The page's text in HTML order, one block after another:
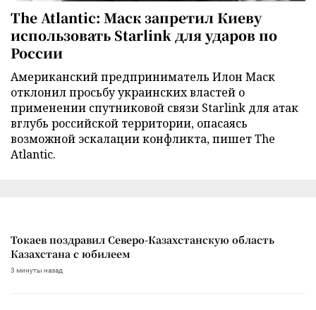
The Atlantic: Маск запретил Киеву
использовать Starlink для ударов по
России
Американский предприниматель Илон Маск
отклонил просьбу украинских властей о
применении спутниковой связи Starlink для атак
вглубь российской территории, опасаясь
возможной эскалации конфликта, пишет The
Atlantic.
Токаев поздравил Северо-Казахстанскую область
Казахстана с юбилеем
3 минуты назад